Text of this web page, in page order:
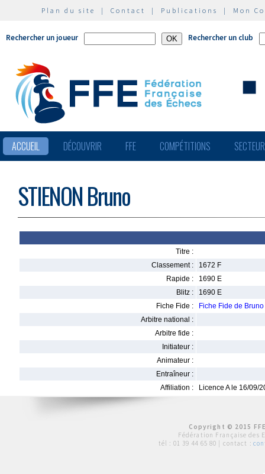
Plan du site | Contact | Publications | Mon
Rechercher un joueur Rechercher un club
ACCUEIL DÉCOUVRIR FFE COMPÉTITIONS
STIENON Bruno
Titre :
Classement :
1672 F
Rapide :
1690 E
Blitz :
1690 E
Fiche Fide :
Fiche Fide de
Arbitre national :
Arbitre fide :
Initiateur :
Animateur :
Entraîneur :
Affiliation :
Licence A le 16/09/
Copyright © 2015
Fédération Française des
tél : 01 39 44 65 80 | contact :